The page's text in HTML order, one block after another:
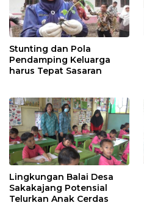
Stunting dan Pola
Pendamping Keluarga
harus Tepat Sasaran
Lingkungan Balai Desa
Sakakajang Potensial
Telurkan Anak Cerdas